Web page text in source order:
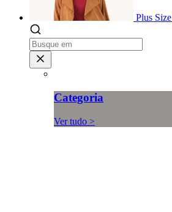
Plus Size
Categoria
Ver tudo >